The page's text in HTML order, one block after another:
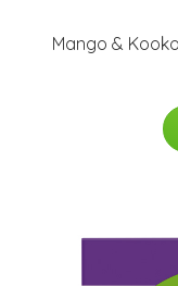
Mango &